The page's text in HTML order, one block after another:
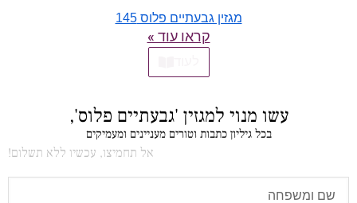
מגזין גבעתיים פלוס 145
קראו עוד »
עשו מנוי למגזין 'גבעתיים פלוס',
בכל גיליון כתבות וטורים מעניינים ומעמיקים
אל תחמיצו, עכשיו ללא תשלום!